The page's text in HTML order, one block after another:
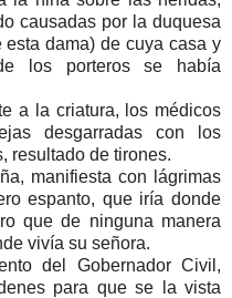
causadas por la duquesa
esta dama) de cuya casa y
los porteros se había
a la criatura, los médicos
desgarradas con los
resultado de tirones.
manifiesta con lágrimas
espanto, que iría donde
que de ninguna manera
vivía su señora.
del Gobernador Civil,
para que se la vista